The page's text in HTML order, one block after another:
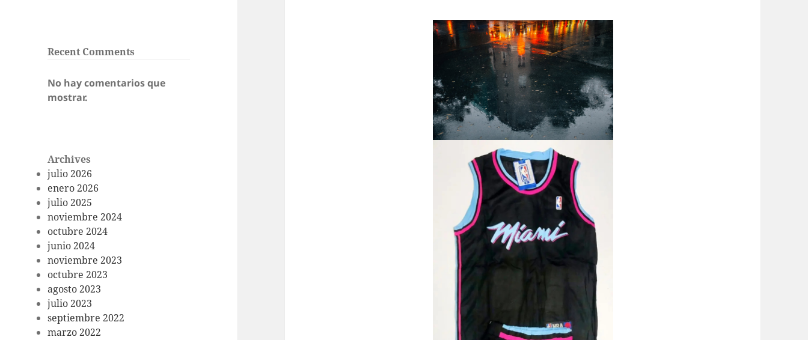
Recent Comments
No hay comentarios que
mostrar.
Archives
julio 2026
enero 2026
julio 2025
noviembre 2024
octubre 2024
junio 2024
noviembre 2023
octubre 2023
agosto 2023
julio 2023
septiembre 2022
marzo 2022